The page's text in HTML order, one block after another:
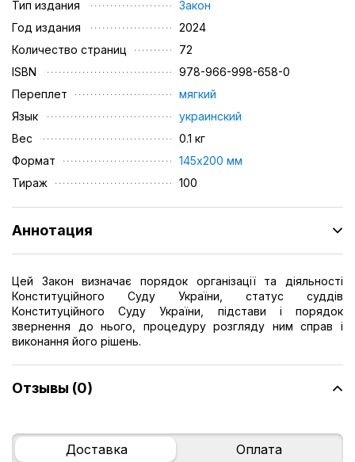
Тип издания
Закон
Год издания
2024
Количество страниц
72
ISBN
978-966-998-658-0
Переплет
мягкий
Язык
украинский
Вес
0.1 кг
Формат
145х200 мм
Тираж
100
Аннотация
Цей Закон визначає порядок організації та діяльності
Конституційного Суду України, статус суддів
Конституційного Суду України, підстави і порядок
звернення до нього, процедуру розгляду ним справ і
виконання його рішень.
Отзывы (0)
Доставка Оплата